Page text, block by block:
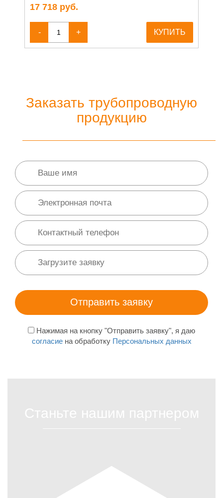
17 718 руб.
- + КУПИТЬ
Заказать трубопроводную
продукцию
Нажимая на кнопку "Отправить заявку", я даю
согласиена обработку Персональных данных